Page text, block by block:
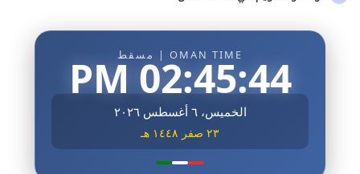
OMAN TIME | مسقط
02:45:45 PM
الخميس، ٦ أغسطس ٢٠٢٦
٢٣ صفر ١٤٤٨ هـ